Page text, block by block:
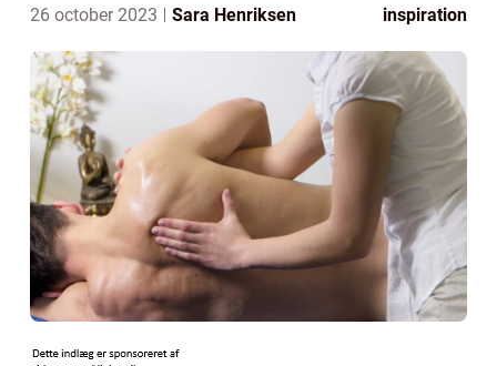
26 october 2023 Sara Henriksen inspiration